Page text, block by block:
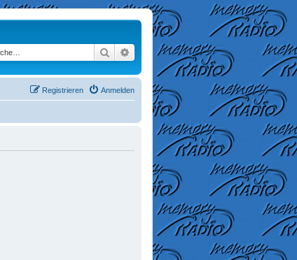
Suche Erweiterte Suche
Anmelden
Registrieren